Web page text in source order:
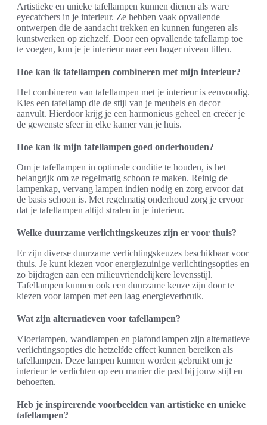
Artistieke en unieke tafellampen kunnen dienen als ware
eyecatchers in je interieur. Ze hebben vaak opvallende
ontwerpen die de aandacht trekken en kunnen fungeren als
kunstwerken op zichzelf. Door een opvallende tafellamp toe
te voegen, kun je je interieur naar een hoger niveau tillen.
Hoe kan ik tafellampen combineren met mijn interieur?
Het combineren van tafellampen met je interieur is eenvoudig.
Kies een tafellamp die de stijl van je meubels en decor
aanvult. Hierdoor krijg je een harmonieus geheel en creëer je
de gewenste sfeer in elke kamer van je huis.
Hoe kan ik mijn tafellampen goed onderhouden?
Om je tafellampen in optimale conditie te houden, is het
belangrijk om ze regelmatig schoon te maken. Reinig de
lampenkap, vervang lampen indien nodig en zorg ervoor dat
de basis schoon is. Met regelmatig onderhoud zorg je ervoor
dat je tafellampen altijd stralen in je interieur.
Welke duurzame verlichtingskeuzes zijn er voor thuis?
Er zijn diverse duurzame verlichtingskeuzes beschikbaar voor
thuis. Je kunt kiezen voor energiezuinige verlichtingsopties en
zo bijdragen aan een milieuvriendelijkere levensstijl.
Tafellampen kunnen ook een duurzame keuze zijn door te
kiezen voor lampen met een laag energieverbruik.
Wat zijn alternatieven voor tafellampen?
Vloerlampen, wandlampen en plafondlampen zijn alternatieve
verlichtingsopties die hetzelfde effect kunnen bereiken als
tafellampen. Deze lampen kunnen worden gebruikt om je
interieur te verlichten op een manier die past bij jouw stijl en
behoeften.
Heb je inspirerende voorbeelden van artistieke en unieke
tafellampen?